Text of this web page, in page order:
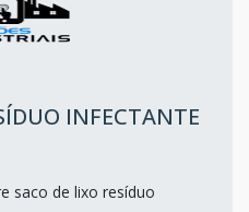
INFECTANTE
saco de lixo resíduo